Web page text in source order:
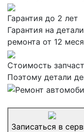
Гарантия до 2 лет
Гарантия на
ремонта от 12
Стоимость
Поэтому детали
Записаться в